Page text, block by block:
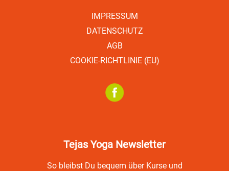
IMPRESSUM
DATENSCHUTZ
AGB
COOKIE-RICHTLINIE (EU)
Tejas Yoga Newsletter
So bleibst Du bequem über Kurse und